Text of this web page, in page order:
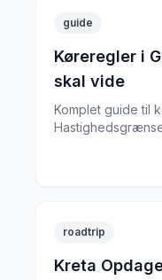
guide
Køreregler i
skal vide
Komplet guide til
roadtrip
Kreta